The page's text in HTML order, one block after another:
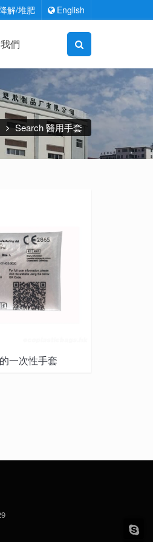
解/堆肥 English
們
Search 醫用手套
一次性手套